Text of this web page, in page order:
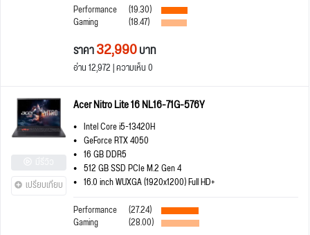
Performance
(19.30)
Gaming (18.47)
ราคา32,990บาท
อ่าน 12,972 | ความเห็น 0
เปรียบเทียบ
Acer Nitro Lite 16 NL16-71G-576Y
Intel Core i5-13420H
GeForce RTX 4050
16 GB DDR5
512 GB SSD PCIe M.2 Gen 4
16.0 inch WUXGA (1920x1200) Full HD+
Performance
(27.24)
Gaming (28.00)